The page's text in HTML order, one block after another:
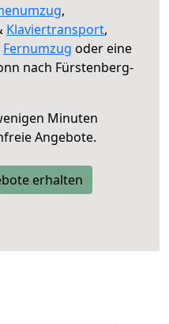
,
Klaviertransport,
Fernumzug oder eine
nach Fürstenberg-
Minuten
Angebote.
erhalten